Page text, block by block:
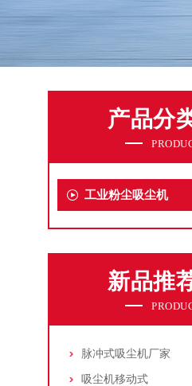
产品分
工业粉尘吸尘机
新品推
脉冲式吸尘机厂家
吸尘机移动式